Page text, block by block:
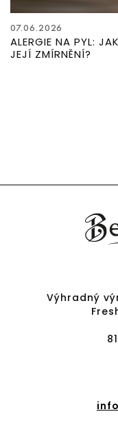
07.06.2026
ALERGIE NA PYL:
JEJÍ ZMÍRNĚNÍ?
Výhradný